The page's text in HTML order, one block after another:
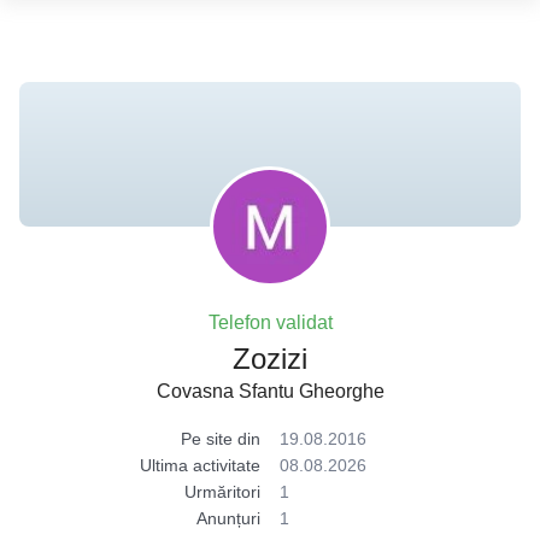
Telefon validat
Zozizi
Covasna Sfantu Gheorghe
Pe site din
19.08.2016
Ultima activitate
08.08.2026
Urmăritori
1
Anunțuri
1